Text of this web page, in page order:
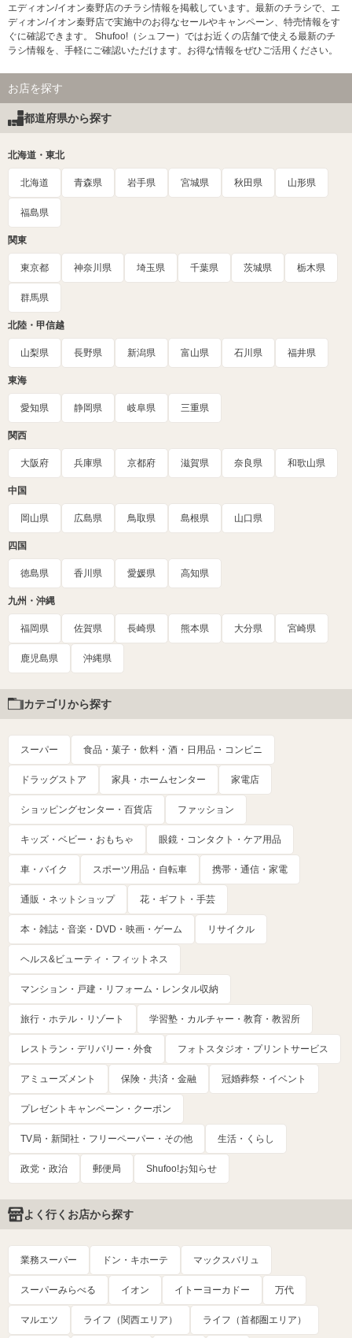
エディオン/イオン秦野店のチラシ情報を掲載しています。最新のチラシで、エ
ディオン/イオン秦野店で実施中のお得なセールやキャンペーン、特売情報をす
ぐに確認できます。 Shufoo!（シュフー）ではお近くの店舗で使える最新のチ
ラシ情報を、手軽にご確認いただけます。お得な情報をぜひご活用ください。
お店を探す
都道府県から探す
北海道・東北
北海道 青森県 岩手県 宮城県 秋田県 山形県
福島県
関東
東京都 神奈川県 埼玉県 千葉県 茨城県 栃木県
群馬県
北陸・甲信越
山梨県 長野県 新潟県 富山県 石川県 福井県
東海
愛知県 静岡県 岐阜県 三重県
関西
大阪府 兵庫県 京都府 滋賀県 奈良県 和歌山県
中国
岡山県 広島県 鳥取県 島根県 山口県
四国
徳島県 香川県 愛媛県 高知県
九州・沖縄
福岡県 佐賀県 長崎県 熊本県 大分県 宮崎県
鹿児島県 沖縄県
カテゴリから探す
スーパー 食品・菓子・飲料・酒・日用品・コンビニ
ドラッグストア 家具・ホームセンター 家電店
ショッピングセンター・百貨店 ファッション
キッズ・ベビー・おもちゃ 眼鏡・コンタクト・ケア用品
車・バイク スポーツ用品・自転車 携帯・通信・家電
通販・ネットショップ 花・ギフト・手芸
本・雑誌・音楽・DVD・映画・ゲーム リサイクル
ヘルス&ビューティ・フィットネス
マンション・戸建・リフォーム・レンタル収納
旅行・ホテル・リゾート 学習塾・カルチャー・教育・教習所
レストラン・デリバリー・外食 フォトスタジオ・プリントサービス
アミューズメント 保険・共済・金融 冠婚葬祭・イベント
プレゼントキャンペーン・クーポン
TV局・新聞社・フリーペーパー・その他 生活・くらし
政党・政治 郵便局 Shufoo!お知らせ
よく行くお店から探す
業務スーパー ドン・キホーテ マックスバリュ
スーパーみらべる イオン イトーヨーカドー 万代
マルエツ ライフ（関西エリア） ライフ（首都圏エリア）